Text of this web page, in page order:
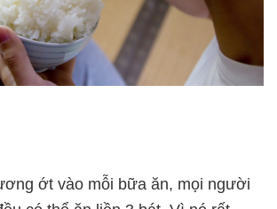
ớt vào mỗi bữa ăn, mọi người